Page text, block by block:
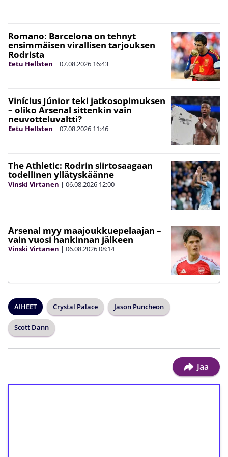
Romano: Barcelona on tehnyt
ensimmäisen virallisen tarjouksen
Rodrista
Eetu Hellsten | 07.08.2026 16:43
Vinícius Júnior teki jatkosopimuksen
– oliko Arsenal sittenkin vain
neuvotteluvaltti?
Eetu Hellsten | 07.08.2026 11:46
The Athletic: Rodrin siirtosaagaan
todellinen yllätyskäänne
Vinski Virtanen | 06.08.2026 12:00
Arsenal myy maajoukkuepelaajan –
vain vuosi hankinnan jälkeen
Vinski Virtanen | 06.08.202608:14
AIHEET Crystal Palace Jason Puncheon
Scott Dann
Jaa